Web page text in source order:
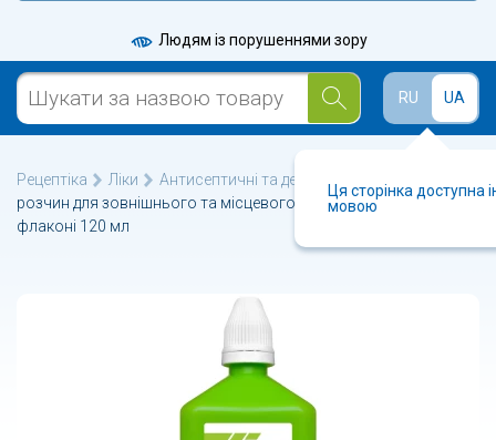
Людям із порушеннями зору
RU UA
Ця сторінка доступна
мовою
Рецептіка Ліки Антисептичні та дезінфікуючі
розчин для зовнішнього та місцевого застосування 10% у
флаконі 120 мл